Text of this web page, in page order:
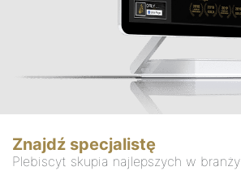
Znajdź specjalistę
Plebiscyt skupia najlepszych w branży